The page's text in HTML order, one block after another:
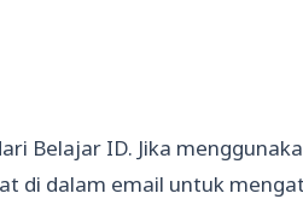
Belajar ID. Jika
di dalam email untuk